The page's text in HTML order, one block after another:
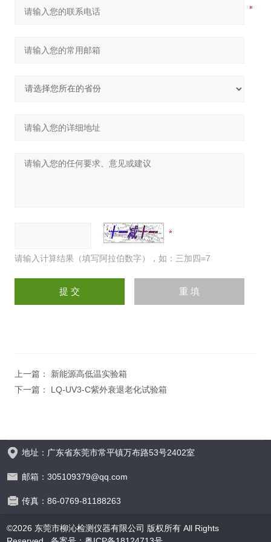
请输入计算结果（填写阿拉伯数字），如：三加四=7
上一篇： 新能源高低温实验箱
下一篇： LQ-UV3-C紫外衰退老化试验箱
地址：广东省东莞市常平镇万布路53号2402室
邮箱：305109379@qq.com
传真：86-0769-81188263
©2026 东莞市柳沁检测仪器有限公司 版权所有 All Rights